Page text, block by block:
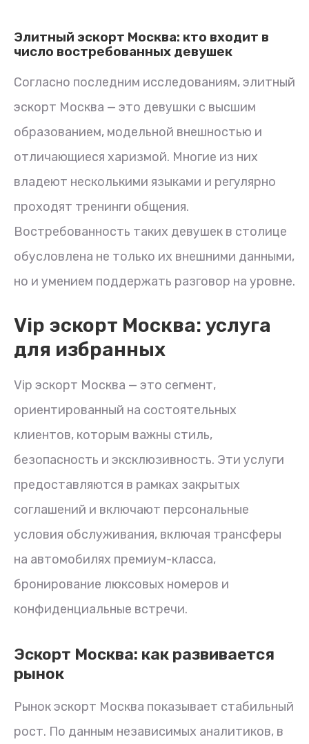
Элитный эскорт Москва: кто входит в
число востребованных девушек
Согласно последним исследованиям, элитный
эскорт Москва — это девушки с высшим
образованием, модельной внешностью и
отличающиеся харизмой. Многие из них
владеют несколькими языками и регулярно
проходят тренинги общения.
Востребованность таких девушек в столице
обусловлена не только их внешними данными,
но и умением поддержать разговор на уровне.
Vip эскорт Москва: услуга
для избранных
Vip эскорт Москва — это сегмент,
ориентированный на состоятельных
клиентов, которым важны стиль,
безопасность и эксклюзивность. Эти услуги
предоставляются в рамках закрытых
соглашений и включают персональные
условия обслуживания, включая трансферы
на автомобилях премиум-класса,
бронирование люксовых номеров и
конфиденциальные встречи.
Эскорт Москва: как развивается
рынок
Рынок эскорт Москва показывает стабильный
рост. По данным независимых аналитиков, в